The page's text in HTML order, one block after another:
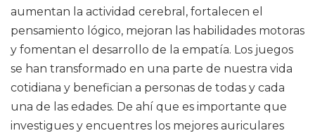
aumentan la actividad cerebral, fortalecen el
pensamiento lógico, mejoran las habilidades motoras
y fomentan el desarrollo de la empatía. Los juegos
se han transformado en una parte de nuestra vida
cotidiana y benefician a personas de todas y cada
una de las edades. De ahí que es importante que
investigues y encuentres los mejores auriculares